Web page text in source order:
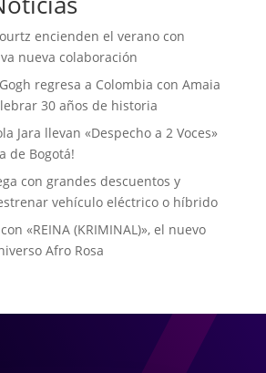
encienden el verano con
nueva colaboración
regresa a Colombia con Amaia
30 años de historia
Jara llevan «Despecho a 2 Voces»
de Bogotá!
con grandes descuentos y
vehículo eléctrico o híbrido
«REINA (KRIMINAL)», el nuevo
Afro Rosa